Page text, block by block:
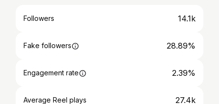
Followers 14.1k
Fake followers 28.89%
Engagement rate 2.39%
Average Reel plays 27.4k